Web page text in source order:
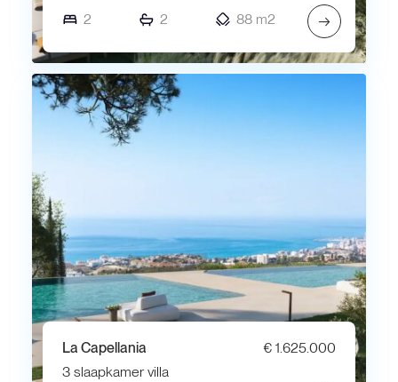
2
2 88 m2 →
La Capellania
€ 1.625.000
3 slaapkamer villa